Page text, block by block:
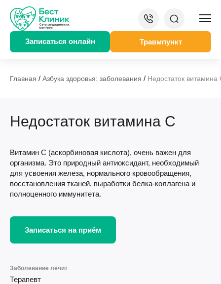
Записаться онлайн Травмпункт
Главная / Азбука здоровья: заболевания / Недостаток витамина
Недостаток витамина С
Витамин С (аскорбиновая кислота), очень важен для
организма. Это природный антиоксидант, необходимый
для усвоения железа, нормального кровообращения,
восстановления тканей, выработки белка-коллагена и
полноценного иммунитета.
Записаться на приём
Заболевание лечит
Терапевт